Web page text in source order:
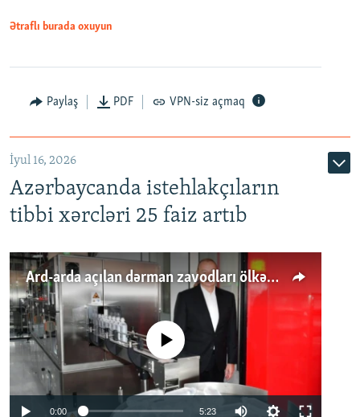
Ətraflı burada oxuyun
Paylaş PDF VPN-siz açmaq
İyul 16, 2026
Azərbaycanda istehlakçıların
tibbi xərcləri 25 faiz artıb
Ard-arda açılan dərman zavodları ölkənin tələbatını ödəyirmi?
No media source currently available
0:00 5:23